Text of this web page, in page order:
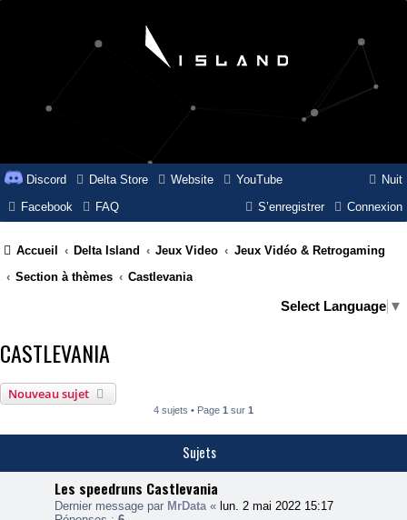
Nuit
Discord Delta Store Website
YouTube
Facebook
FAQ Connexion
S’enregistrer
Accueil Delta Island Jeux Video
Jeux Vidéo & Retrogaming
Section à thèmes
Castlevania
Select Language ▼
CASTLEVANIA
Nouveau sujet
4 sujets • Page 1 sur 1
Sujets
Les speedruns Castlevania
Dernier message par MrData« lun. 2 mai 2022 15:17